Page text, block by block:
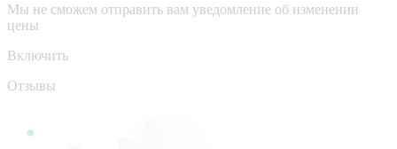
Мы не сможем отправить вам уведомление об изменении
цены
Включить
Отзывы